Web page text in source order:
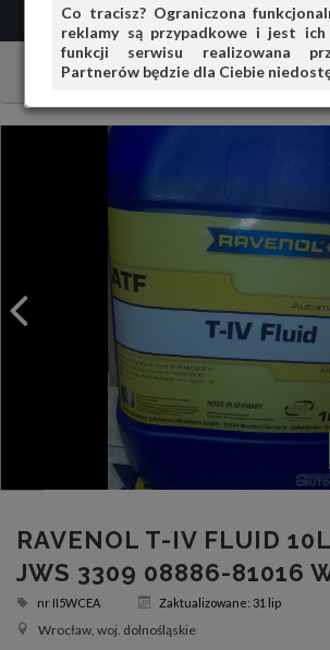
Co tracisz? Ograniczona
reklamy są przypadkowe i jest ich
funkcji serwisu realizowana
Partnerów będzie dla Ciebie
MENU
PRZEGLĄD
OFERTA DLA FIRM
HISTORIA
Chemia Płyny Eksploatacyjne
RAVENOL T-IV FLUID
JWS 3309 08886-81016
nr II5WCEA Zaktualizowane: 31 lip
Wrocław, woj. dolnośląskie